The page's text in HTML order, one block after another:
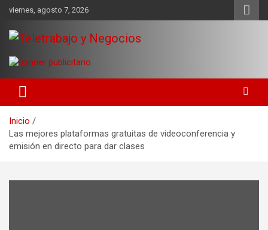
Saltar
contenido
viernes, agosto 7, 2026
Teletrabajo y Negocios
Inicio
Las mejores plataformas gratuitas de videoconferencia y
emisión en directo para dar clases